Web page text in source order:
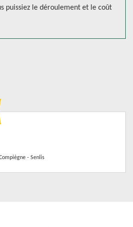
puissiez le déroulement et le coût
- Senlis